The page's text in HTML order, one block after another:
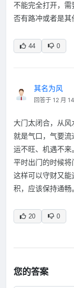
不能完全打开，
否有路冲或者是其
44 0
其名为风
回答于 12 月
大门太闭合，从
就是气口，气要
运不旺、机遇不来
平时出门的时候将
这样可以守财又
积，应该保持通畅。
20 0
您的答案